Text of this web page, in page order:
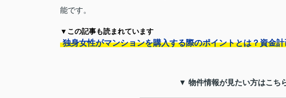
能です。
▼この記事も読まれています
独身女性がマンションを購入する際のポイントとは？資金
▼ 物件情報が見たい方はこち